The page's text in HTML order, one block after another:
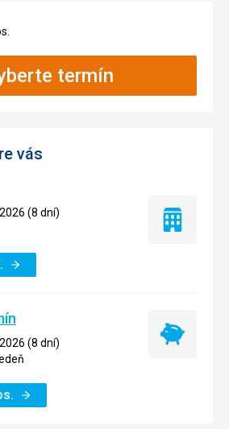
termín
vás
(8 dní)
Iba
(8 dní)
Najlacnejší